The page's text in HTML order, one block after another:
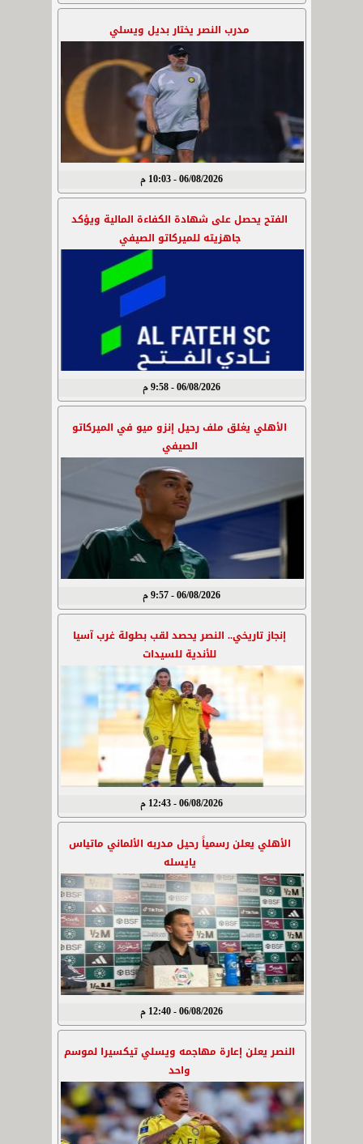
مدرب النصر يختار بديل ويسلي
06/08/2026 - 10:03 م
الفتح يحصل على شهادة الكفاءة المالية ويؤكد
جاهزيته للميركاتو الصيفي
06/08/2026 - 9:58 م
الأهلي يغلق ملف رحيل إنزو ميو في الميركاتو
الصيفي
06/08/2026 - 9:57 م
إنجاز تاريخي.. النصر يحصد لقب بطولة غرب آسيا
للأندية للسيدات
06/08/2026 - 12:43 م
الأهلي يعلن رسمياً رحيل مدربه الألماني ماتياس
يايسله
06/08/2026 - 12:40 م
النصر يعلن إعارة مهاجمه ويسلي تيكسيرا لموسم
واحد